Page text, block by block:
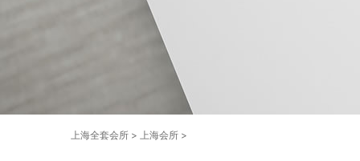
上海全套会所 > 上海会所 >